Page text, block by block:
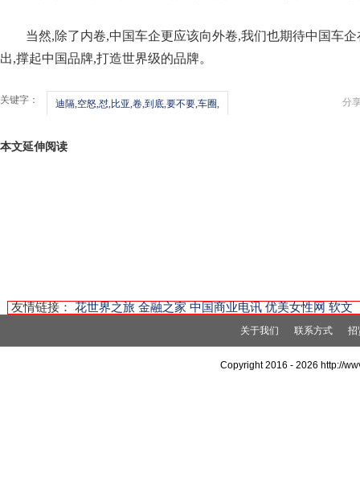
当然,除了内卷,中国车企更应该向外卷,我们也期待中国车
出,撑起中国品牌,打造世界级的品牌。
分
关键字： 迪隔,空怒,怼,比亚,卷,到底,要不要,车圈,
本文延伸阅读
友情链接： 花世界之旅 金融之家 中国商业电讯 优美女性网 软文
关于我们 联系方式 招
Copyright 2016 -2026 http://